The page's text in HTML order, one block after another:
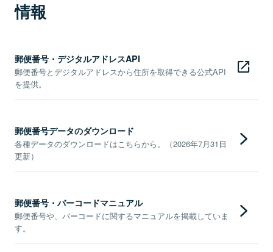
情報
郵便番号・デジタルアドレスAPI
郵便番号とデジタルアドレスから住所を取得できる公式API
を提供。
郵便番号データのダウンロード
各種データのダウンロードはこちらから。（2026年7月31日
更新）
郵便番号・バーコードマニュアル
郵便番号や、バーコードに関するマニュアルを掲載していま
す。